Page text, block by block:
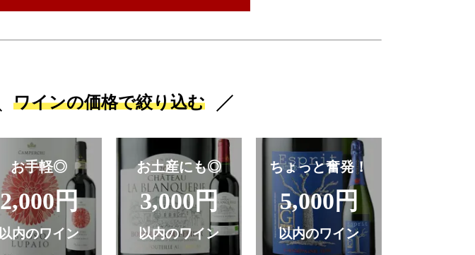
ワインの価格で絞り込む
お手軽◎
2,000円
以内のワイン
お土産にも◎
3,000円
以内のワイン
ちょっと奮発！
5,000円
以内のワイン